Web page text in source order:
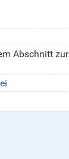
Abschnitt zur